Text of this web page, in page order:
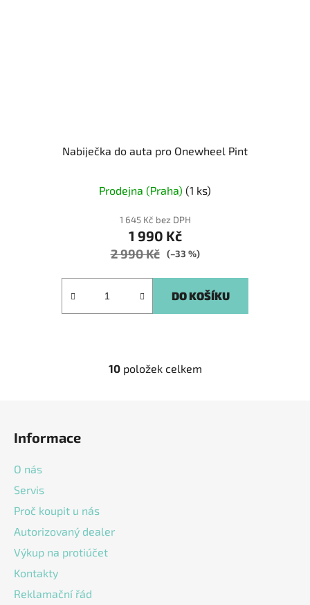
Nabiječka do auta pro Onewheel Pint
Prodejna (Praha) (1 ks)
1 645 Kč bez DPH
1 990 Kč
2 990 Kč (–33 %)
DO KOŠÍKU
O
10položek celkem
Informace
O nás
Servis
Proč koupit u nás
Autorizovaný dealer
Výkup na protiúčet
Kontakty
Reklamační řád